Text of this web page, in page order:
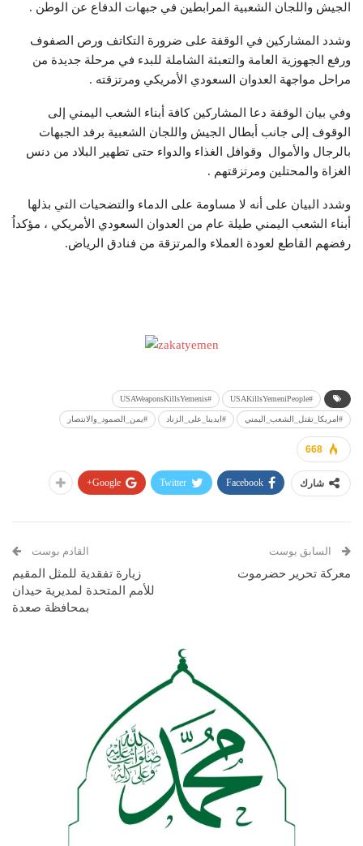
الجيش واللجان الشعبية المرابطين في جبهات الدفاع عن الوطن .
وشدد المشاركين في الوقفة على ضرورة التكاتف ورص الصفوف
ورفع الجهوزية العامة والتعبئة الشاملة للبدء في مرحلة جديدة من
مراحل مواجهة العدوان السعودي الأمريكي ومرتزقته .
وفي بيان الوقفة دعا المشاركين كافة أبناء الشعب اليمني إلى
الوقوف إلى جانب أبطال الجيش واللجان الشعبية برفد الجبهات
بالرجال والأموال وقوافل الغذاء والدواء حتى تطهير البلاد من دنس
الغزاة والمحتلين ومرتزقتهم .
وشدد البيان على أنه لا مساومة على الدماء والتضحيات التي بذلها
أبناء الشعب اليمني طيلة عام من العدوان السعودي الأمريكي ، مؤكداُ
رفضهم القاطع لعودة العملاء والمرتزقة من فنادق الرياض.
#USAKillsYemeniPeople
#USAWeaponsKillsYemenis
#امريكا_تقتل_الشعب_اليمني #ايدينا_على_الزناد #يمن_الصمود_والانتصار
668
شارك Facebook
Twitter
Google+
السابق بوست
معركة تحرير حضرموت
القادم بوست
زيارة تفقدية للمثل المقيم
للأمم المتحدة لمديرية حيدان
بمحافظة صعدة